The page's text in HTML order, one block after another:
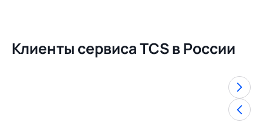
Клиенты сервиса TCS в России